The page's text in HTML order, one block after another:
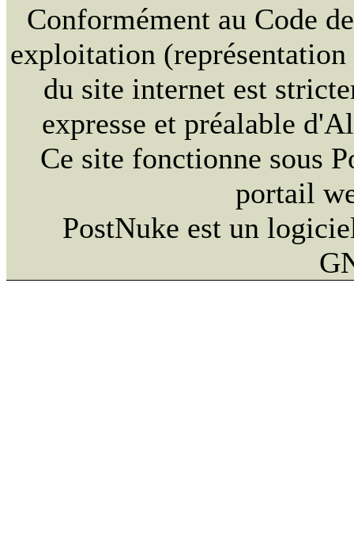
Conformément au Code
exploitation
du site internet est
expresse et préalable
Ce site fonctionne sous
portail
PostNuke est un